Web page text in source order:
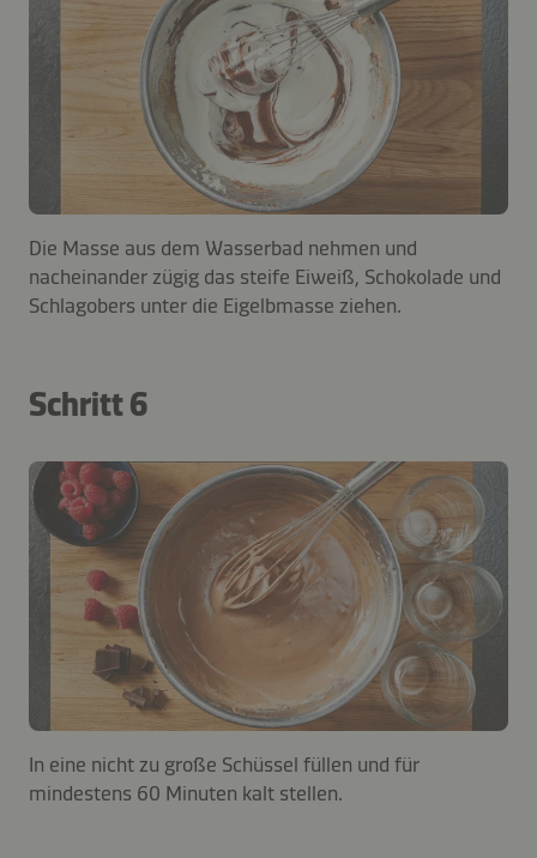
Die Masse aus dem Wasserbad nehmen und
nacheinander zügig das steife Eiweiß, Schokolade und
Schlagobers unter die Eigelbmasse ziehen.
Schritt 6
In eine nicht zu große Schüssel füllen und für
mindestens 60 Minuten kalt stellen.